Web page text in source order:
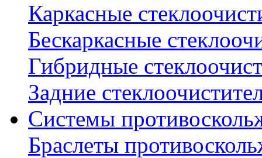
Каркасные
Бескаркасные
Гибридные
Задние
Системы
Браслеты